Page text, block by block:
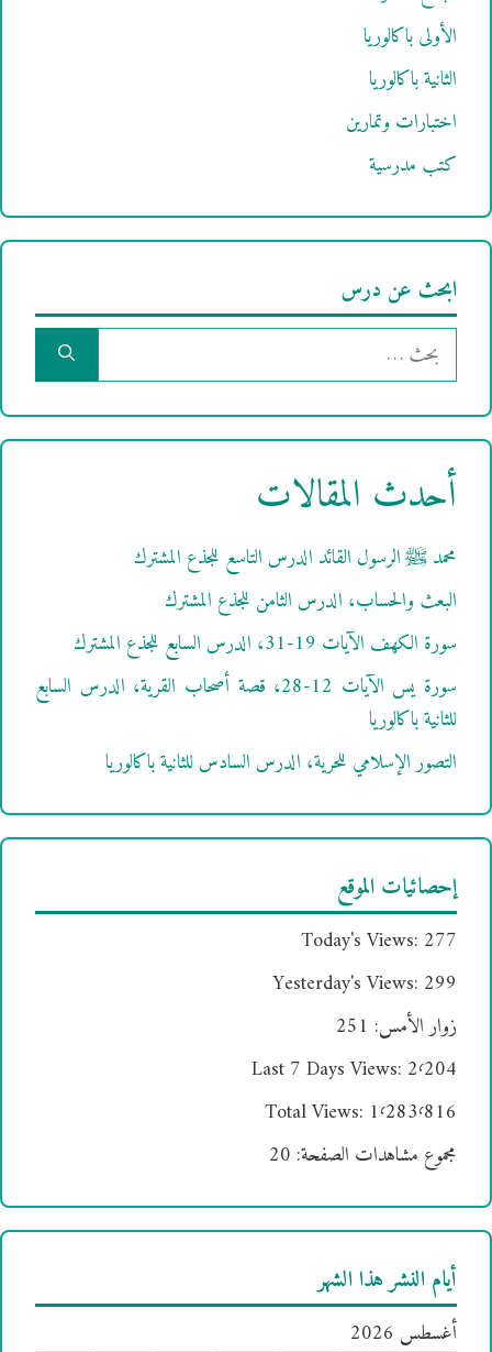
الأولى باكالوريا
الثانية باكالوريا
اختبارات وتمارين
كتب مدرسية
ابحث عن درس
البحث
عن:
أحدث المقالات
محمد ﷺ الرسول القائد الدرس التاسع للجذع المشترك
البعث والحساب، الدرس الثامن للجذع المشترك
سورة الكهف الآيات 19-31، الدرس السابع للجذع المشترك
سورة يس الآيات 12-28، قصة أصحاب القرية، الدرس السابع
للثانية باكالوريا
التصور الإسلامي للحرية، الدرس السادس للثانية باكالوريا
إحصائيات الموقع
Today's Views: 277
Yesterday's Views: 299
زوار الأمس: 251
Last 7 Days Views: 2٬204
Total Views: 1٬283٬816
مجموع مشاهدات الصفحة: 20
أيام النشر هذا الشهر
أغسطس 2026